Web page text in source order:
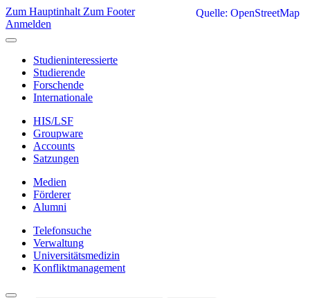
Zum Hauptinhalt Zum Footer
Anmelden
Studieninteressierte
Studierende
Forschende
Internationale
HIS/LSF
Groupware
Accounts
Satzungen
Medien
Förderer
Alumni
Telefonsuche
Verwaltung
Universitätsmedizin
Konfliktmanagement
Quelle: OpenStreetMap